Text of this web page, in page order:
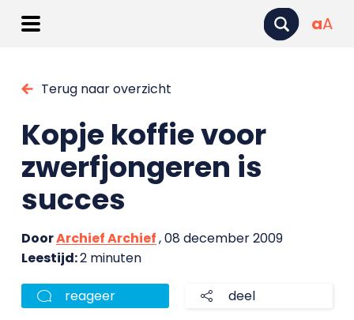
aA
Terug naar overzicht
Kopje koffie voor
zwerfjongeren is
succes
DoorArchief Archief, 08 december 2009
Leestijd:2 minuten
reageer deel